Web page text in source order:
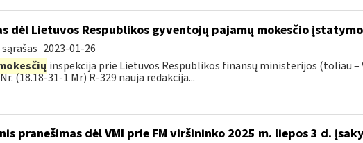
dėl Lietuvos Respublikos gyventojų pajamų mokesčio
2023-01-26
inspekcija prie Lietuvos Respublikos finansų ministerijos (toliau –
(18.18-31-1 Mr) R-329 nauja redakcija...
pranešimas dėl VMI prie FM viršininko 2025 m. liepos 3 d.